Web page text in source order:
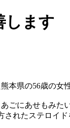
します
本県の56歳の女
ごにあせもみ
されたステロイド